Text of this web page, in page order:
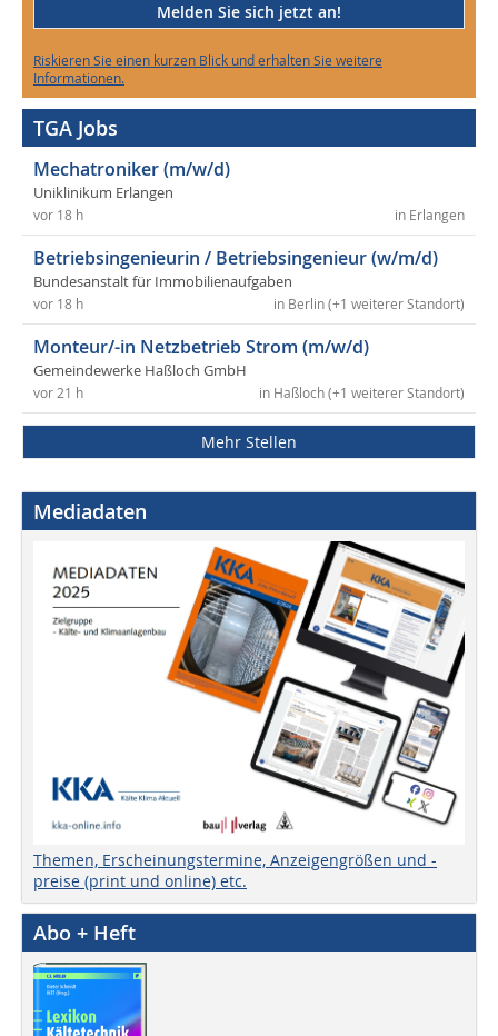
Melden Sie sich jetzt an!
Riskieren Sie einen kurzen Blick und erhalten Sie weitere
Informationen.
TGA Jobs
Mechatroniker (m/w/d)
Uniklinikum Erlangen
in Erlangen
vor 18 h
Betriebsingenieurin / Betriebsingenieur (w/m/d)
Bundesanstalt für Immobilienaufgaben
in Berlin (+1 weiterer Standort)
vor 18 h
Monteur/-in Netzbetrieb Strom (m/w/d)
Gemeindewerke Haßloch GmbH
in Haßloch (+1 weiterer Standort)
vor 21 h
Mehr Stellen
Mediadaten
Themen, Erscheinungstermine, Anzeigengrößen und -
preise (print und online) etc.
Abo + Heft